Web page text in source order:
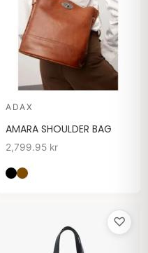
ADAX
AMARA SHOULDER BAG
2,799.95 kr
♡